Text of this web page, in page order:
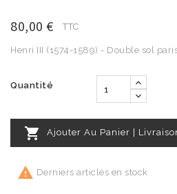
80,00 € TTC
Henri III (1574-1589) - Double sol
Quantité
 Ajouter Au Panier |
 Derniers articles en stock